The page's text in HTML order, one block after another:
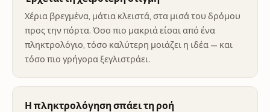
Χέρια βρεγμένα, μάτια κλειστά, στα μισά του δρόμου
προς την πόρτα. Όσο πιο μακριά είσαι από ένα
πληκτρολόγιο, τόσο καλύτερη μοιάζει η ιδέα — και
τόσο πιο γρήγορα ξεγλιστράει.
Η πληκτρολόγηση σπάει τη ροή